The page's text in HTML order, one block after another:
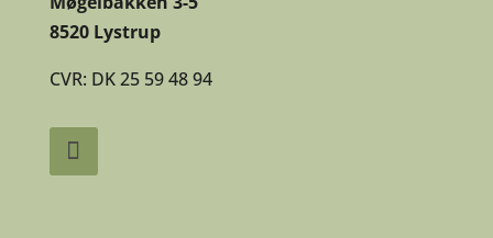
8520 Lystrup
CVR: DK 25 59 48 94